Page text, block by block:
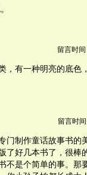
留言时间
，有一种明亮的底色
留言时间
门制作童话故事书的
了好几本书了，很棒
不是个简单的事。那